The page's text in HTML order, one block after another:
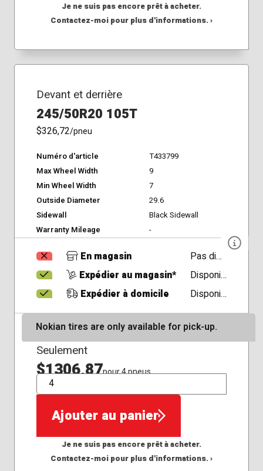
Je ne suis pas encore prêt à acheter.
Contactez-moi pour plus d'informations. ›
Devant et derrière
245/50R20 105T
$326,72/pneu
Numéro d'article
T433799
Max Wheel Width
9
Min Wheel Width
7
Outside Diameter
29.6
Sidewall
Black Sidewall
Warranty Mileage
-
En magasin
Pas disponible
Expédier au magasin*
Disponible
Expédier à domicile
Disponible
Nokian tires are only available for pick-up.
Seulement
$1306,87pour 4 pneus
QTÉ
Ajouter au panier
Je ne suis pas encore prêt à acheter.
Contactez-moi pour plus d'informations. ›